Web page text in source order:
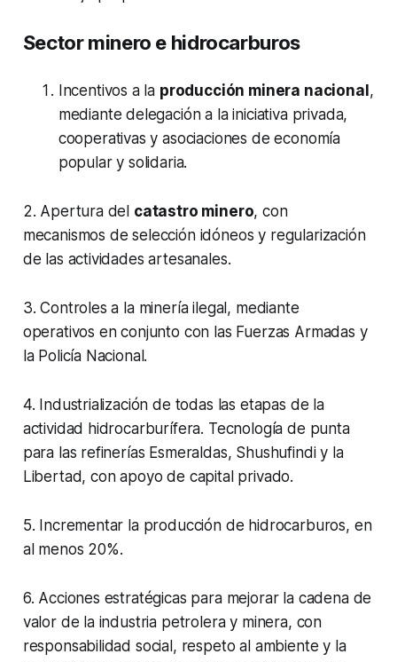
Sector minero e hidrocarburos
Incentivos a la producción minera nacional ,
mediante delegación a la iniciativa privada,
cooperativas y asociaciones de economía
popular y solidaria.
2. Apertura del catastro minero, con
mecanismos de selección idóneos y regularización
de las actividades artesanales.
3. Controles a la minería ilegal, mediante
operativos en conjunto con las Fuerzas Armadas y
la Policía Nacional.
4. Industrialización de todas las etapas de la
actividad hidrocarburífera. Tecnología de punta
para las refinerías Esmeraldas, Shushufindi y la
Libertad, con apoyo de capital privado.
5. Incrementar la producción de hidrocarburos, en
al menos 20%.
6. Acciones estratégicas para mejorar la cadena de
valor de la industria petrolera y minera, con
responsabilidad social, respeto al ambiente y la